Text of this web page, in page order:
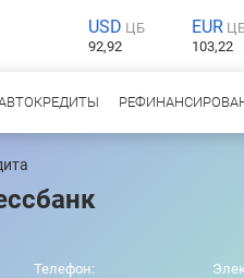
USD ЦБ
92,92
EUR
103,22
Телефон: